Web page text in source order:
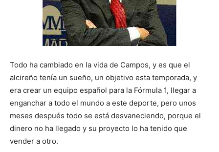
Todo ha cambiado en la vida de Campos, y es que el
alcireño tenía un sueño, un objetivo esta temporada, y
era crear un equipo español para la Fórmula 1, llegar a
enganchar a todo el mundo a este deporte, pero unos
meses después todo se está desvaneciendo, porque el
dinero no ha llegado y su proyecto lo ha tenido que
vender a otro.